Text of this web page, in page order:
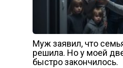
Муж заявил, что
решила. Но у моей
быстро закончилось.